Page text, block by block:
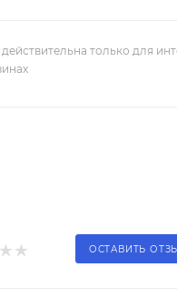
только для
ОСТАВИТЬ